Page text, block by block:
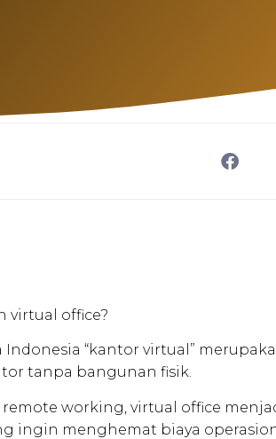
virtual office?
“kantor virtual”
tanpa bangunan fisik.
working, virtual office
ingin menghemat biaya